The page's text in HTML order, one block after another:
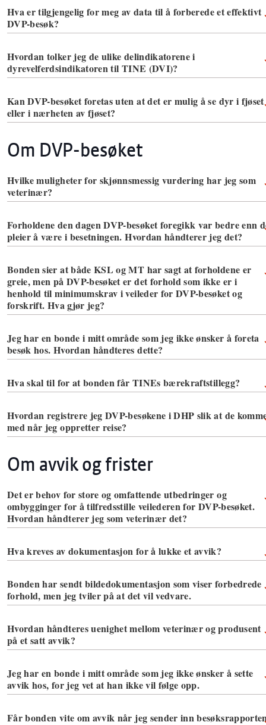
Hva er tilgjengelig for meg av data til å forberede et effektivt
DVP-besøk?
Hvordan tolker jeg de ulike delindikatorene i
dyrevelferdsindikatoren til TINE (DVI)?
Kan DVP-besøket foretas uten at det er mulig å se dyr i fjøset
eller i nærheten av fjøset?
Om DVP-besøket
Hvilke muligheter for skjønnsmessig vurdering har jeg som
veterinær?
Forholdene den dagen DVP-besøket foregikk var bedre enn
pleier å være i besetningen. Hvordan håndterer jeg det?
Bonden sier at både KSL og MT har sagt at forholdene er
greie, men på DVP-besøket er det forhold som ikke er i
henhold til minimumskrav i veileder for DVP-besøket og
forskrift. Hva gjør jeg?
Jeg har en bonde i mitt område som jeg ikke ønsker å foreta
besøk hos. Hvordan håndteres dette?
Hva skal til for at bonden får TINEs bærekraftstillegg?
Hvordan registrere jeg DVP-besøkene i DHP slik at de
med når jeg oppretter reise?
Om avvik og frister
Det er behov for store og omfattende utbedringer og
ombygginger for å tilfredsstille veilederen for DVP-besøket.
Hvordan håndterer jeg som veterinær det?
Hva kreves av dokumentasjon for å lukke et avvik?
Bonden har sendt bildedokumentasjon som viser forbedrede
forhold, men jeg tviler på at det vil vedvare.
Hvordan håndteres uenighet mellom veterinær og produsent
på et satt avvik?
Jeg har en bonde i mitt område som jeg ikke ønsker å sette
avvik hos, for jeg vet at han ikke vil følge opp.
Får bonden vite om avvik når jeg sender inn